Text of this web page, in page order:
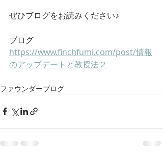
ぜひブログをお読みください♪
ブログ
https://www.finchfumi.com/post/情報
のアップデートと教授法２
ファウンダーブログ